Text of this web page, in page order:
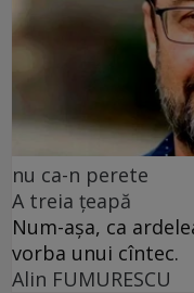
nu ca-n perete
A treia țeapă
Num-așa, ca
vorba unui cîntec.
Alin FUMURESCU